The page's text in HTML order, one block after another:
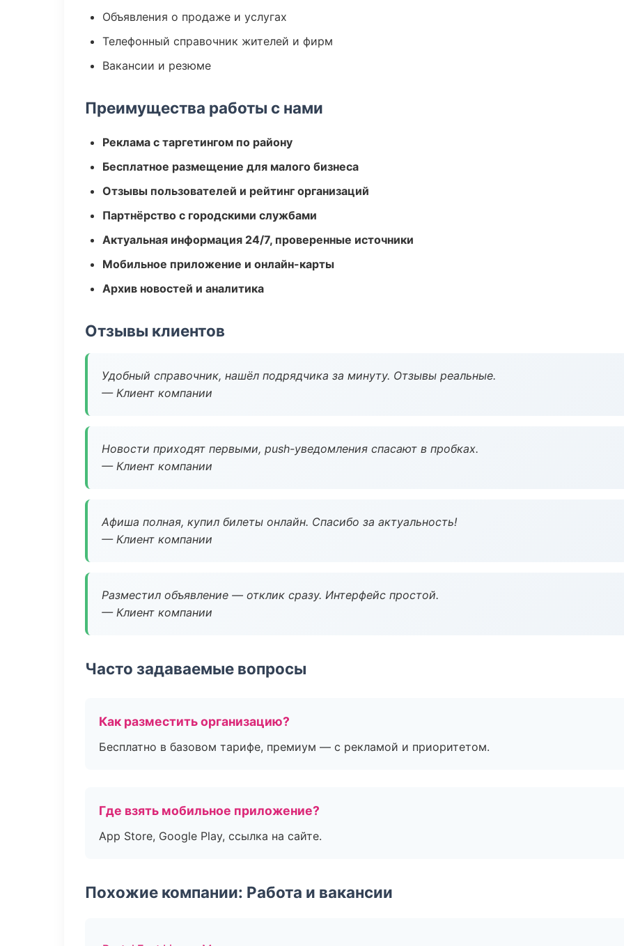
Объявления о продаже и услугах
Телефонный справочник жителей и фирм
Вакансии и резюме
Преимущества работы с нами
Реклама с таргетингом по району
Бесплатное размещение для малого бизнеса
Отзывы пользователей и рейтинг организаций
Партнёрство с городскими службами
Актуальная информация 24/7, проверенные источники
Мобильное приложение и онлайн-карты
Архив новостей и аналитика
Отзывы клиентов
Удобный справочник, нашёл подрядчика за минуту. Отзывы реальные.
— Клиент компании
Новости приходят первыми, push-уведомления спасают в пробках.
— Клиент компании
Афиша полная, купил билеты онлайн. Спасибо за актуальность!
— Клиент компании
Разместил объявление — отклик сразу. Интерфейс простой.
— Клиент компании
Часто задаваемые вопросы
Как разместить организацию?
Бесплатно в базовом тарифе, премиум — с рекламой и приоритетом.
Где взять мобильное приложение?
App Store, Google Play, ссылка на сайте.
Похожие компании: Работа и вакансии